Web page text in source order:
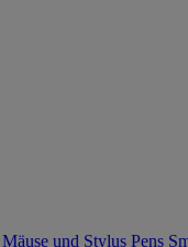
und Stylus Pens